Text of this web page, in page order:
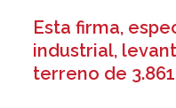
Esta firma,
industrial,
terreno de